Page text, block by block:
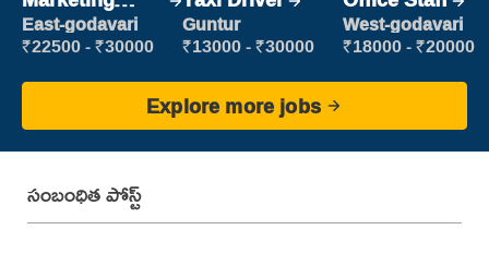
Executive
East-godavari
₹22500 - ₹30000
Guntur
₹13000 - ₹30000
West-godavari
₹18000 - ₹20000
Explore more jobs
సంబంధిత పోస్ట్